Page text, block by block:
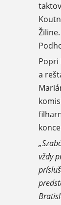
Popri
a
vždy